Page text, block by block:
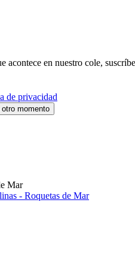
acontece en nuestro cole,
de privacidad
momento
Mar
- Roquetas de Mar